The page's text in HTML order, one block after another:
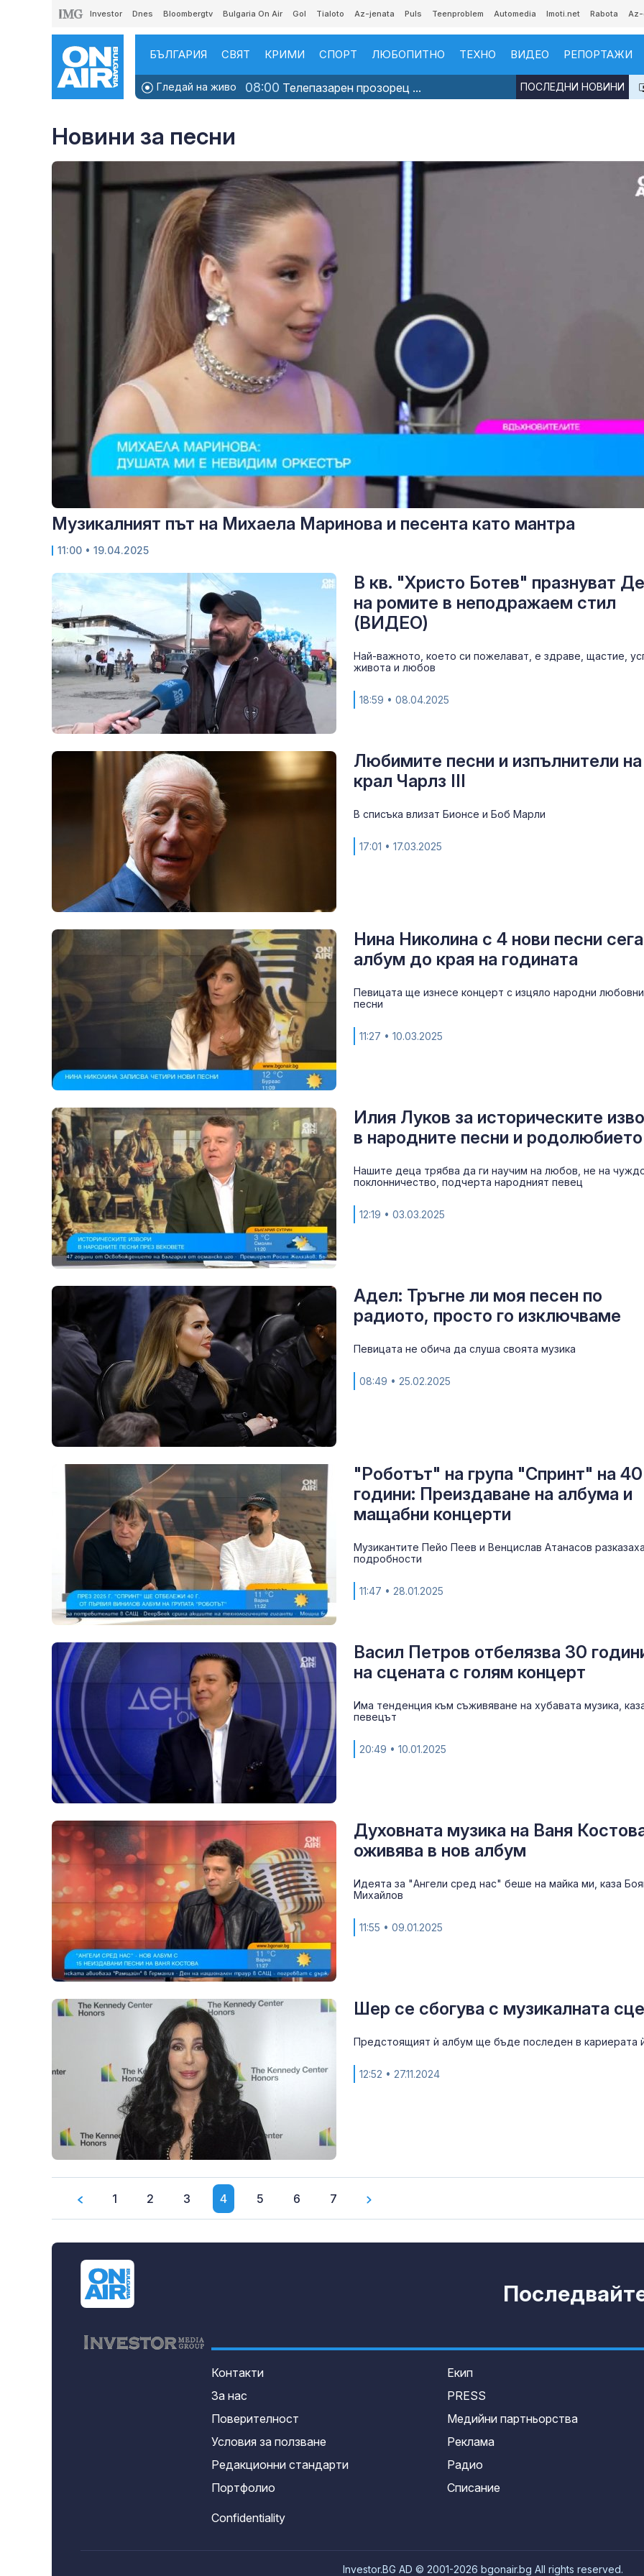
Investor Dnes Bloombergtv Bulgaria On Air Gol Tialoto Az-jenata Puls Teenproblem Automedia Imoti.net Rabota Az-
БЪЛГАРИЯ СВЯТ КРИМИ СПОРТ ЛЮБОПИТНО ТЕХНО ВИДЕО РЕПОРТАЖИ
Гледай на живо 08:00 Телепазарен прозорец ... ПОСЛЕДНИ НОВИНИ
Новини за песни
Музикалният път на Михаела Маринова и песента като мантра
11:00 • 19.04.2025
В кв. "Христо Ботев" празнуват
на ромите в неподражаем стил
(ВИДЕО)
Най-важното, което си пожелават, е здраве, щастие,
живота и любов
18:59 • 08.04.2025
Любимите песни и изпълнители на
крал Чарлз III
В списъка влизат Бионсе и Боб Марли
17:01 • 17.03.2025
Нина Николина с 4 нови песни
албум до края на годината
Певицата ще изнесе концерт с изцяло народни любовни
песни
11:27 • 10.03.2025
Илия Луков за историческите
в народните песни и родолюбието
Нашите деца трябва да ги научим на любов, не на
поклонничество, подчерта народният певец
12:19 • 03.03.2025
Адел: Тръгне ли моя песен по
радиото, просто го изключваме
Певицата не обича да слуша своята музика
08:49 • 25.02.2025
"Роботът" на група "Спринт" на 40
години: Преиздаване на албума и
мащабни концерти
Музикантите Пейо Пеев и Венцислав Атанасов разказаха
подробности
11:47 • 28.01.2025
Васил Петров отбелязва 30
на сцената с голям концерт
Има тенденция към съживяване на хубавата музика,
певецът
20:49 • 10.01.2025
Духовната музика на Ваня
оживява в нов албум
Идеята за "Ангели сред нас" беше на майка ми, каза
Михайлов
11:55 • 09.01.2025
Шер се сбогува с музикалната
Предстоящият ѝ албум ще бъде последен в кариерата
12:52 • 27.11.2024
1 2 3 4 5 6 7
години от
ЦСКА 1948 с
равенство
Контакти
За нас
Поверителност
Условия за ползване
Редакционни стандарти
Портфолио
Екип
PRESS
Медийни партньорства
Реклама
Радио
Списание
Confidentiality
Investor.BG AD © 2001-2026 bgonair.bg All rights reserved.